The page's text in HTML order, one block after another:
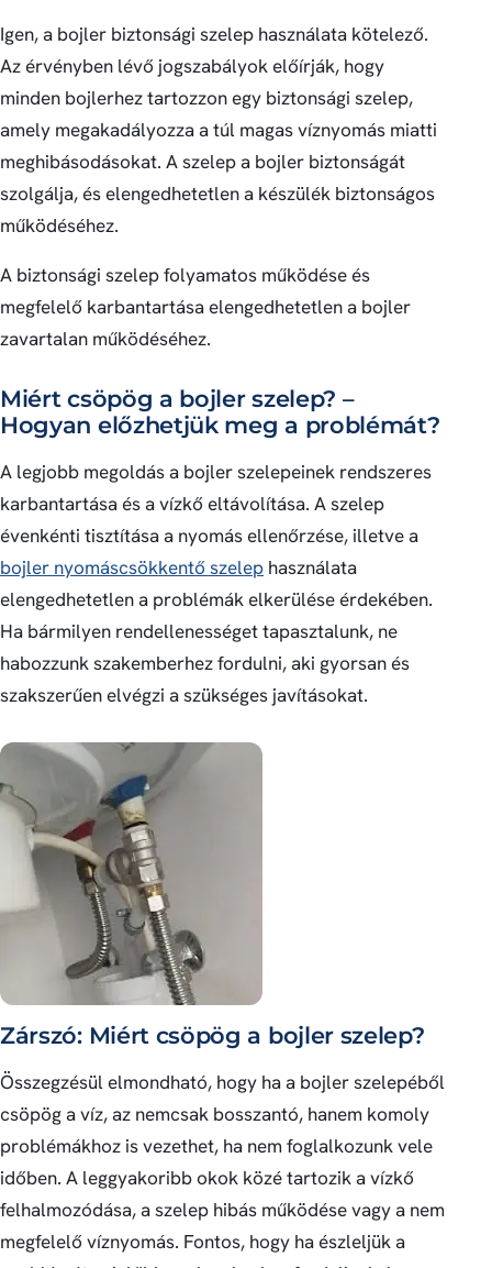
Igen, a bojler biztonsági szelep használata kötelező.
Az érvényben lévő jogszabályok előírják, hogy
minden bojlerhez tartozzon egy biztonsági szelep,
amely megakadályozza a túl magas víznyomás miatti
meghibásodásokat. A szelep a bojler biztonságát
szolgálja, és elengedhetetlen a készülék biztonságos
működéséhez.
A biztonsági szelep folyamatos működése és
megfelelő karbantartása elengedhetetlen a bojler
zavartalan működéséhez.
Miért csöpög a bojler szelep? –
Hogyan előzhetjük meg a problémát?
A legjobb megoldás a bojler szelepeinek rendszeres
karbantartása és a vízkő eltávolítása. A szelep
évenkénti tisztítása a nyomás ellenőrzése, illetve a
bojler nyomáscsökkentő szelep használata
elengedhetetlen a problémák elkerülése érdekében.
Ha bármilyen rendellenességet tapasztalunk, ne
habozzunk szakemberhez fordulni, aki gyorsan és
szakszerűen elvégzi a szükséges javításokat.
Zárszó: Miért csöpög a bojler szelep?
Összegzésül elmondható, hogy ha a bojler szelepéből
csöpög a víz, az nemcsak bosszantó, hanem komoly
problémákhoz is vezethet, ha nem foglalkozunk vele
időben. A leggyakoribb okok közé tartozik a vízkő
felhalmozódása, a szelep hibás működése vagy a nem
megfelelő víznyomás. Fontos, hogy ha észleljük a